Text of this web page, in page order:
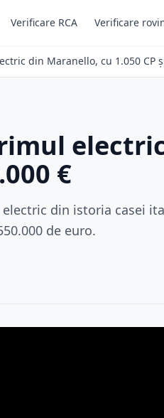
Verificare RCA Verificare
din Maranello, cu 1.050 CP
€
din istoria casei
de euro.